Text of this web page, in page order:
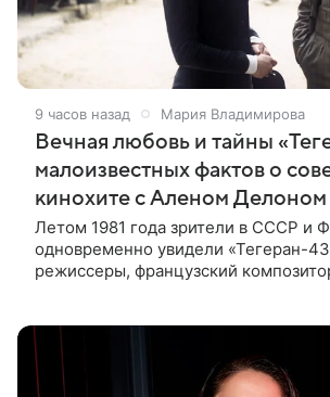
9 часов назад Мария Владимирова
Вечная любовь и тайны
малоизвестных фактов о
кинохите с Аленом Делоном
Летом 1981 года зрители в СССР и
одновременно увидели «Тегеран-
режиссеры, французский